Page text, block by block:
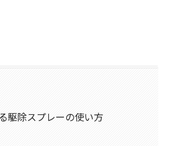
駆除スプレーの使い方